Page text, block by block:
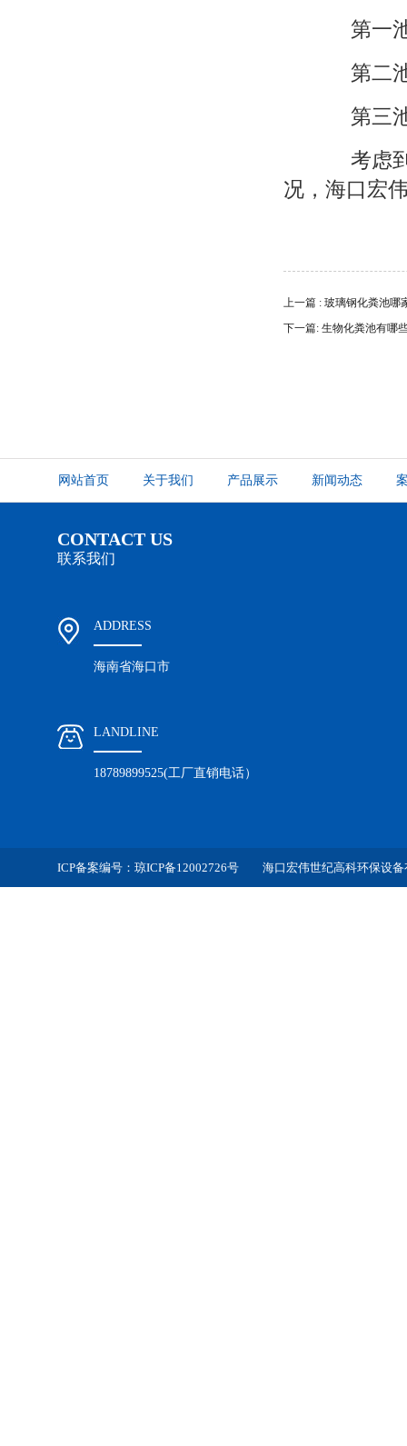
第一池
第二池
第三池
考虑到
况，海口宏
上一篇 : 玻璃钢化粪池哪
下一篇: 生物化粪池有哪
网站首页 关于我们 产品展示 新闻动态
CONTACT US
联系我们
ADDRESS
海南省海口市
LANDLINE
18789899525(工厂直销电话）
ICP备案编号： 琼ICP备12002726号海口宏伟世纪高科环保设备